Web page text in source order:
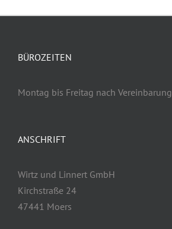
ANSCHRIFT
Wirtz und Linnert GmbH
Kirchstraße 24
47441 Moers
BÜROZEITEN
Montag bis Freitag nach Vereinbarung